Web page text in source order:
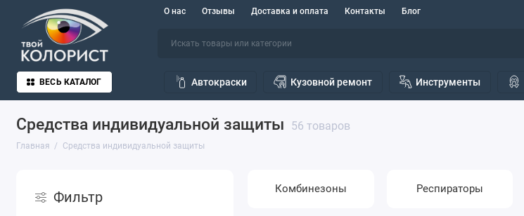
О нас Отзывы Доставка и оплата Контакты Блог
ВЕСЬ КАТАЛОГ Автокраски Кузовной ремонт Инструменты
Средства индивидуальной защиты 56 товаров
Главная Средства индивидуальной защиты
Фильтр
Комбинезоны Респираторы